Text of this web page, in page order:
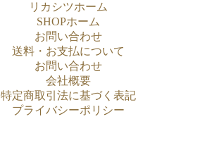
リカシツホーム
SHOPホーム
お問い合わせ
送料・お支払について
お問い合わせ
会社概要
特定商取引法に基づく表記
プライバシーポリシー